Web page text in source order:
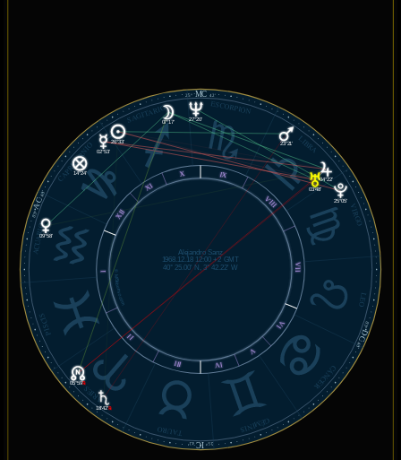
© MiSabueso.com
03°
AC
40'
03°
DC
40'
25°MC42'
25°
IC
42'
ARIES
TAURO GÉMINIS
CÁNCER
LEO
VIRGO
LIBRA
ESCORPIÓN
SAGITARIO
CAPRICORNIO
ACUARIO
PISCIS
X
XI
XII
I
II
III IV
V
VI
VII
VIII
IX
26°33'
07°17'
02°53'
09°58'
23°21'
04°22'
18°42'℞
03°48'
27°20'
25°05'
05°59'℞
14°24'
Alejandro Sanz
1968.12.18 12:00 +2 GMT
40° 25.00' N, 3° 42.22' W